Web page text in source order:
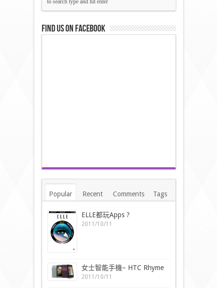
Find us on Facebook
Popular Recent Comments Tags
ELLE都玩Apps ?
2011/10/11
女士智能手機– HTC Rhyme
2011/10/11